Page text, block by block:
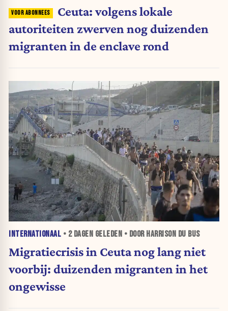
Ceuta: volgens lokale
autoriteiten zwerven nog duizenden
migranten in de enclave rond
INTERNATIONAAL • 2 DAGEN GELEDEN • DOOR HARRISON DU BUS
Migratiecrisis in Ceuta nog lang niet
voorbij: duizenden migranten in het
ongewisse